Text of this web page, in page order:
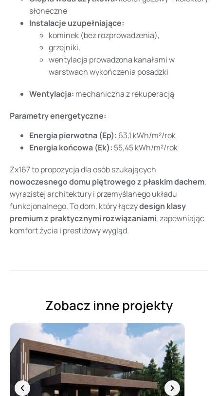
słoneczne
Instalacje uzupełniające:
kominek (bez rozprowadzenia),
grzejniki,
wentylacja prowadzona kanałami w
warstwach wykończenia posadzki
Wentylacja: mechaniczna z rekuperacją
Parametry energetyczne:
Energia pierwotna (Ep): 63,1 kWh/m²/rok
Energia końcowa (Ek): 55,45 kWh/m²/rok
Zx167 to propozycja dla osób szukających
nowoczesnego domu piętrowego z płaskim dachem,
wyrazistej architektury i przemyślanego układu
funkcjonalnego. To dom, który łączydesign klasy
premium z praktycznymi rozwiązaniami, zapewniając
komfort życia i prestiżowy wygląd.
Zobacz inne projekty